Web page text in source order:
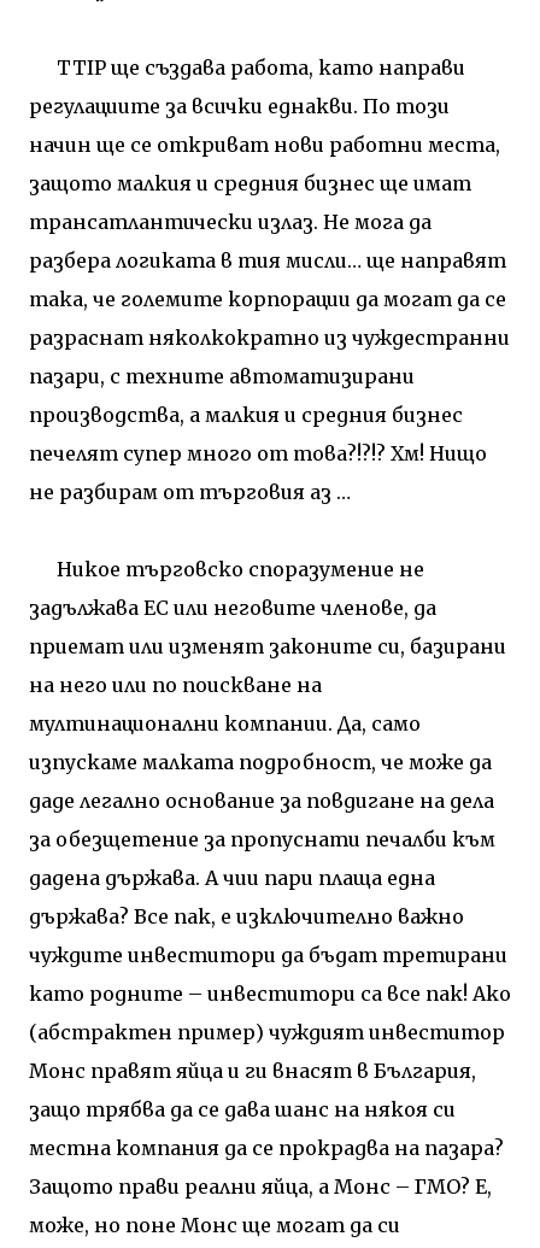
TTIP ще създава работа, като направи
регулациите за всички еднакви. По този
начин ще се откриват нови работни места,
защото малкия и средния бизнес ще имат
трансатлантически излаз. Не мога да
разбера логиката в тия мисли… ще направят
така, че големите корпорации да могат да се
разраснат няколкократно из чуждестранни
пазари, с техните автоматизирани
производства, а малкия и средния бизнес
печелят супер много от това?!?!? Хм! Нищо
не разбирам от търговия аз …
Никое търговско споразумение не
задължава ЕС или неговите членове, да
приемат или изменят законите си, базирани
на него или по поискване на
мултинационални компании. Да, само
изпускаме малката подробност, че може да
даде легално основание за повдигане на дела
за обезщетение за пропуснати печалби към
дадена държава. А чии пари плаща една
държава? Все пак, е изключително важно
чуждите инвеститори да бъдат третирани
като родните – инвеститори са все пак! Ако
(абстрактен пример) чуждият инвеститор
Монс правят яйца и ги внасят в България,
защо трябва да се дава шанс на някоя си
местна компания да се прокрадва на пазара?
Защото прави реални яйца, а Монс – ГМО? Е,
може, но поне Монс ще могат да си